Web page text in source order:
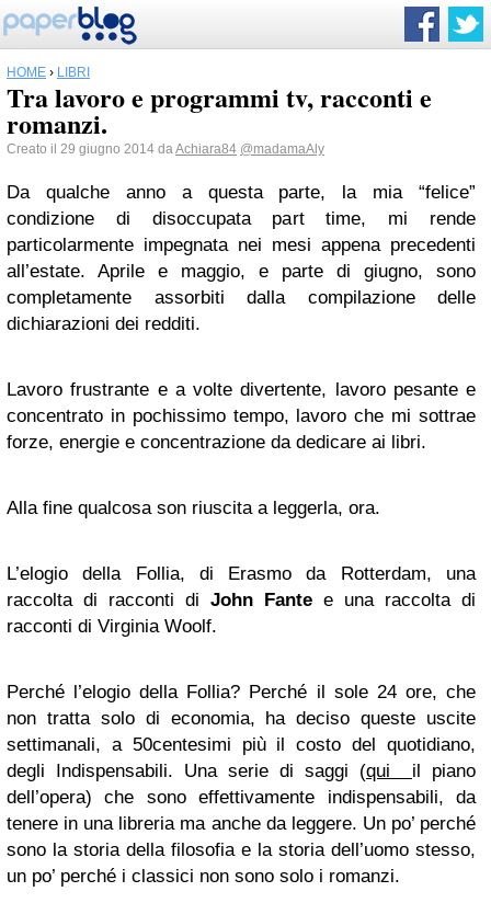
HOME › LIBRI
Tra lavoro e programmi tv, racconti e
romanzi.
Creato il 29 giugno 2014 daAchiara84 @madamaAly
Da qualche anno a questa parte, la mia “felice”
condizione di disoccupata part time, mi rende
particolarmente impegnata nei mesi appena precedenti
all’estate. Aprile e maggio, e parte di giugno, sono
completamente assorbiti dalla compilazione delle
dichiarazioni dei redditi.
Lavoro frustrante e a volte divertente, lavoro pesante e
concentrato in pochissimo tempo, lavoro che mi sottrae
forze, energie e concentrazione da dedicare ai libri.
Alla fine qualcosa son riuscita a leggerla, ora.
L’elogio della Follia, di Erasmo da Rotterdam, una
raccolta di racconti di John Fante e una raccolta di
racconti di Virginia Woolf.
Perché l’elogio della Follia? Perché il sole 24 ore, che
non tratta solo di economia, ha deciso queste uscite
settimanali, a 50centesimi più il costo del quotidiano,
degli Indispensabili. Una serie di saggi (qui il piano
dell’opera) che sono effettivamente indispensabili, da
tenere in una libreria ma anche da leggere. Un po’ perché
sono la storia della filosofia e la storia dell’uomo stesso,
un po’ perché i classici non sono solo i romanzi.